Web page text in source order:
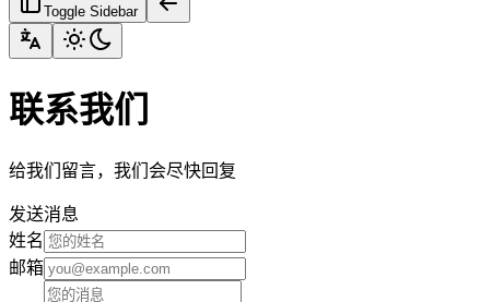
Toggle Sidebar
联系我们
给我们留言，我们会尽快回复
发送消息
姓名
邮箱